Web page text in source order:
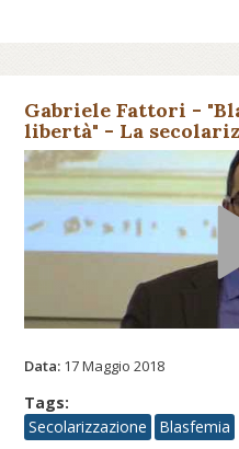
Gabriele Fattori -
libertà" - La
contro il sacro in
Data: 17 Maggio 2018
Tags:
Secolarizzazione
Blasfemia